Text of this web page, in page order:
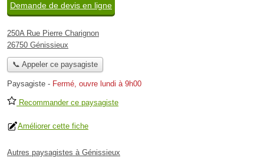
Demande de devis en ligne
250A Rue Pierre Charignon
26750 Génissieux
📞 Appeler ce paysagiste
Paysagiste - Fermé, ouvre lundi à 9h00
Recommander ce paysagiste
Améliorer cette fiche
Autres paysagistes à Génissieux